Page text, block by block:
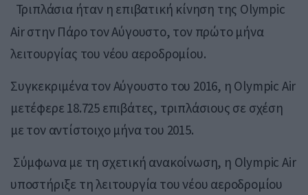
Τριπλάσια ήταν η επιβατική κίνηση της Olympic
Air στην Πάρο τον Αύγουστο, τον πρώτο μήνα
λειτουργίας του νέου αεροδρομίου.
Συγκεκριμένα τον Αύγουστο του 2016, η Olympic Air
μετέφερε 18.725 επιβάτες, τριπλάσιους σε σχέση
με τον αντίστοιχο μήνα του 2015.
Σύμφωνα με τη σχετική ανακοίνωση, η Olympic Air
υποστήριξε τη λειτουργία του νέου αεροδρομίου